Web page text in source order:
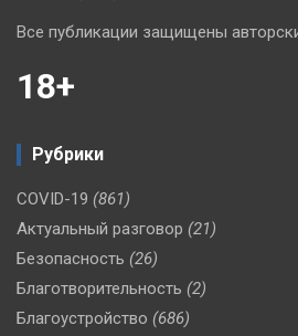
Все публикации защищены
18+
Рубрики
COVID-19 (861)
Актуальный разговор (21)
Безопасность (26)
Благотворительность (2)
Благоустройство (686)